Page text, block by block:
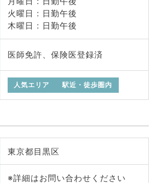
火曜日 : 日勤午後
木曜日 : 日勤午後
医師免許、保険医登録済
人気エリア 駅近・徒歩圏内
東京都目黒区
※詳細はお問い合わせください